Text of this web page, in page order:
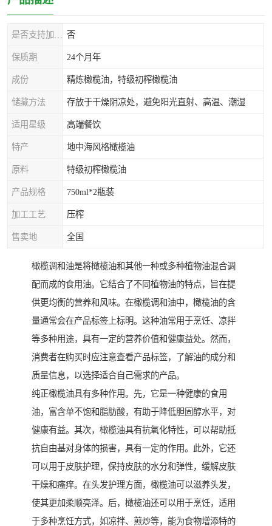
否
保质期 24个月年
成份 精炼橄榄油，特级初榨橄榄油
储藏方法 存放于干燥阴凉处，避免阳光直射、高温、潮湿
适用星级 高端餐饮
特产 地中海风格橄榄油
原料 特级初榨橄榄油
产品规格 750ml*2瓶装
加工工艺 压榨
售卖地 全国
橄榄调和油是将橄榄油和其他一种或多种植物油混合调
配而成的食用油。它结合了不同植物油的特点，旨在提
供更均衡的营养和风味。在橄榄调和油中，橄榄油的含
量通常会在产品标签上标明。这种油常用于烹饪、凉拌
等多种用途，具有一定的营养价值和健康益处。然而，
消费者在购买时应注意查看产品标签，了解油的成分和
质量信息，以选择适合自己需求的产品。
纯正橄榄油具有多种作用。先，它是一种健康的食用
油，富含单不饱和脂肪酸，有助于降低胆固醇水平，对
健康有益。其次，橄榄油具有抗氧化特性，可以帮助抵
抗自由基对身体的损害，具有一定的作用。此外，它还
可以用于皮肤护理，保持皮肤的水分和弹性，缓解皮肤
干燥和瘙痒。在头发护理方面，橄榄油可以滋养头发，
使其更加柔顺亮泽。后，橄榄油还可以用于烹饪，适用
于多种烹饪方式，如凉拌、煎炒等，能为食物增添特的